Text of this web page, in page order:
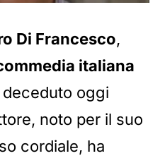
Di Francesco,
italiana
oggi
noto per il suo
cordiale, ha